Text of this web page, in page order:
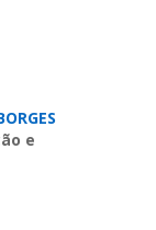
e